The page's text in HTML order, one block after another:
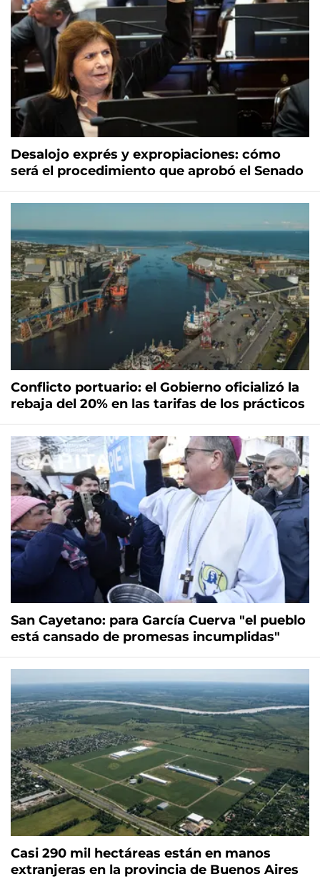
Desalojo exprés y expropiaciones: cómo
será el procedimiento que aprobó el Senado
Conflicto portuario: el Gobierno oficializó la
rebaja del 20% en las tarifas de los prácticos
San Cayetano: para García Cuerva "el pueblo
está cansado de promesas incumplidas"
Casi 290 mil hectáreas están en manos
extranjeras en la provincia de Buenos Aires